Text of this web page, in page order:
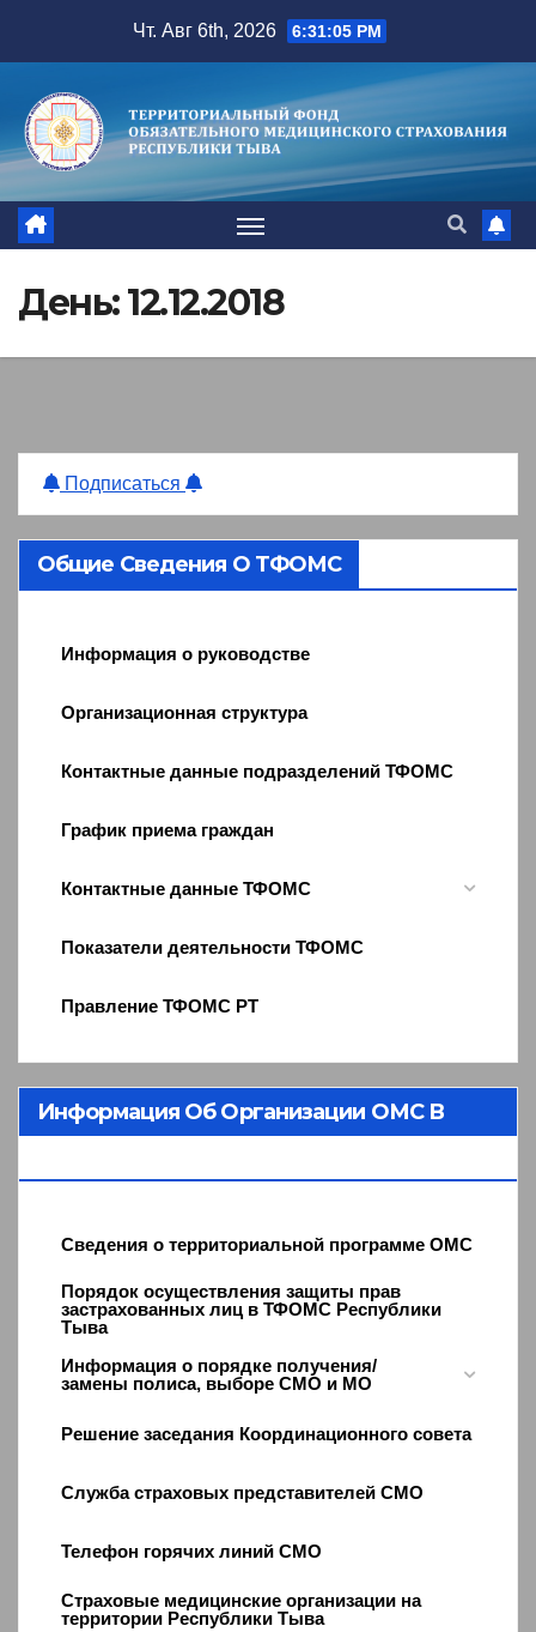
содержимому
Чт. Авг 6th, 2026 6:31:06 PM
День:12.12.2018
Подписаться
Общие Сведения О ТФОМС
Информация о руководстве
Организационная структура
Контактные данные подразделений ТФОМС
График приема граждан
Контактные данные ТФОМС
Показатели деятельности ТФОМС
Правление ТФОМС РТ
Информация Об Организации ОМС В
Сведения о территориальной программе ОМС
Порядок осуществления защиты прав
застрахованных лиц в ТФОМС Республики
Тыва
Информация о порядке получения/
замены полиса, выборе СМО и МО
Решение заседания Координационного совета
Служба страховых представителей СМО
Телефон горячих линий СМО
Страховые медицинские организации на
территории Республики Тыва